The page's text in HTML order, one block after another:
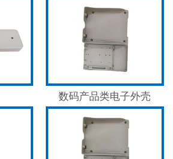
数码产品类电子外壳